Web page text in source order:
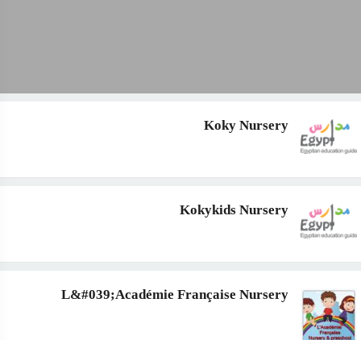
Koky Nursery
Kokykids Nursery
L&#039;Académie Française Nursery